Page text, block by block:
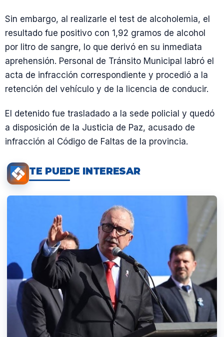
Sin embargo, al realizarle el test de alcoholemia, el
resultado fue positivo con 1,92 gramos de alcohol
por litro de sangre, lo que derivó en su inmediata
aprehensión. Personal de Tránsito Municipal labró el
acta de infracción correspondiente y procedió a la
retención del vehículo y de la licencia de conducir.
El detenido fue trasladado a la sede policial y quedó
a disposición de la Justicia de Paz, acusado de
infracción al Código de Faltas de la provincia.
TE PUEDE INTERESAR